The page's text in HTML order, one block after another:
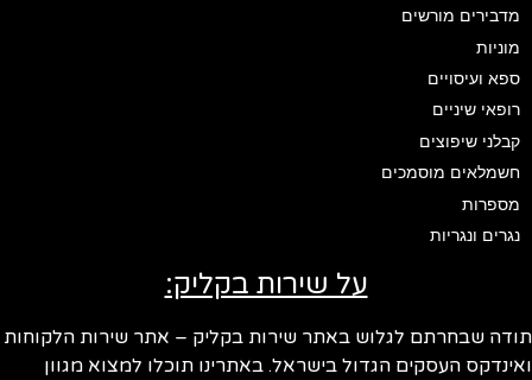
מדבירים מורשים
מוניות
ספא ועיסויים
רופאי שיניים
קבלני שיפוצים
חשמלאים מוסמכים
מספרות
נגרים ונגריות
על שירות בקליק:
שבחרתם לגלוש באתר שירות בקליק – אתר שירות הלקוחות
העסקים הגדול בישראל. באתרינו תוכלו למצוא מגוון